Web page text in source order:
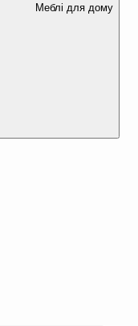
Меблі для дому